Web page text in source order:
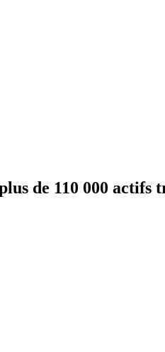
de 110 000 actifs